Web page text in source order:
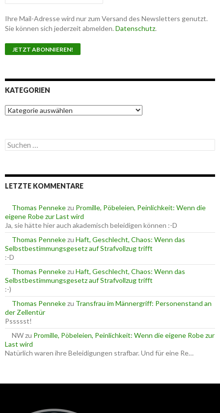
Ihre Mail-Adresse wird nur zum Versand des Newsletters genutzt.
Sie können sich jederzeit abmelden. Datenschutz.
KATEGORIEN
K
a
g
o
n
S
u
e
n
c
h
:
LETZTE KOMMENTARE
Thomas Pennekezu Promille, Pöbeleien, Peinlichkeit: Wenn die
eigene Robe zur Last wird
Ja, sie hätte hier auch akademisch beleidigen können :-D
Thomas Pennekezu Haft, Geschlecht, Chaos: Wenn das
Selbstbestimmungsgesetz auf Strafvollzug trifft
:-D
Thomas Pennekezu Haft, Geschlecht, Chaos: Wenn das
Selbstbestimmungsgesetz auf Strafvollzug trifft
:-)
Thomas Pennekezu Transfrau im Männergriff: Personenstand an
der Zellentür
Pssssst!
NWzu Promille, Pöbeleien, Peinlichkeit: Wenn die eigene Robe zur
Last wird
Natürlich waren ihre Beleidigungen strafbar. Und für eine Re…